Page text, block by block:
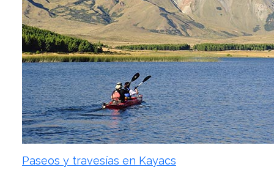
Paseos y travesías en Kayacs